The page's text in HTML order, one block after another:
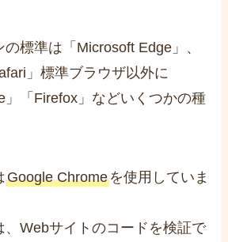
標準は「Microsoft Edge」、
」標準ブラウザ以外に
」「Firefox」などいくつかの種
Google Chromeを使用していま
、Webサイトのコードを検証で